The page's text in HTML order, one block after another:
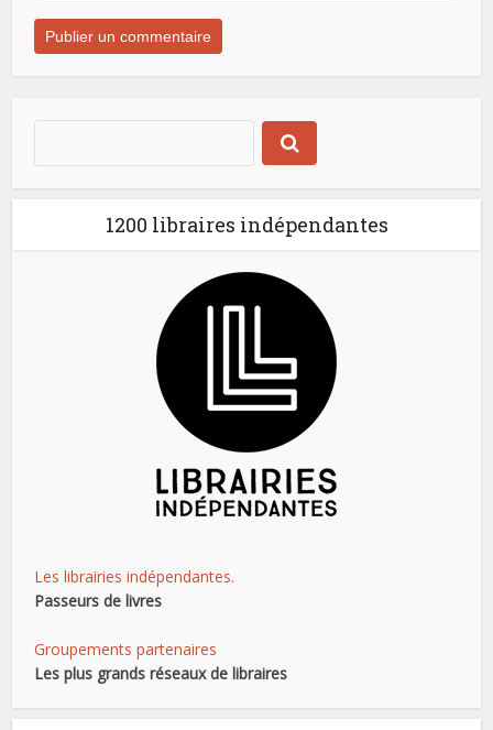
1200 libraires indépendantes
Les librairies indépendantes.
Passeurs de livres
Groupements partenaires
Les plus grands réseaux de libraires